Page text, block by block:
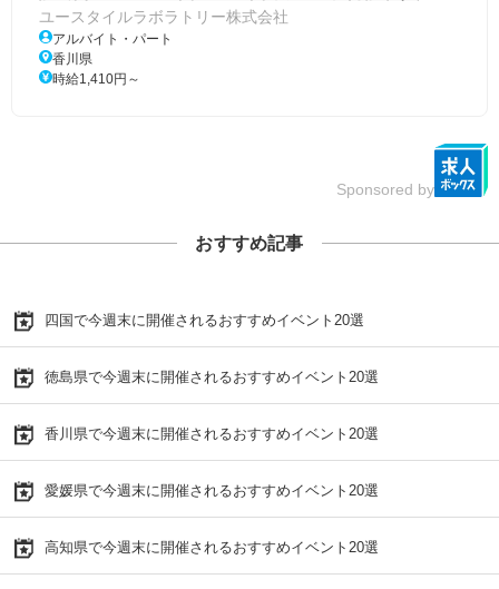
ユースタイルラボラトリー株式会社
アルバイト・パート
香川県
時給1,410円～
Sponsored by
おすすめ記事
四国で今週末に開催されるおすすめイベント20選
徳島県で今週末に開催されるおすすめイベント20選
香川県で今週末に開催されるおすすめイベント20選
愛媛県で今週末に開催されるおすすめイベント20選
高知県で今週末に開催されるおすすめイベント20選